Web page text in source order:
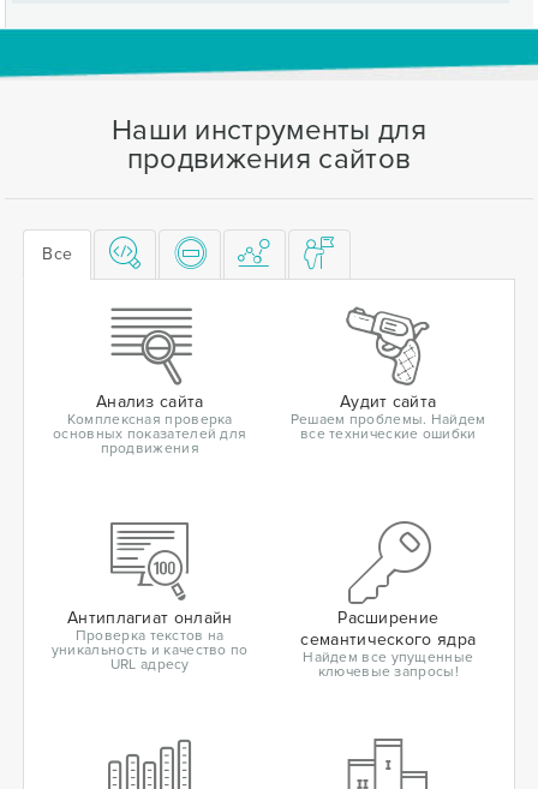
Наши инструменты для
продвижения сайтов
Все
Анализ сайта
Комплексная проверка
основных показателей для
продвижения
Аудит сайта
Решаем проблемы. Найдем
все технические ошибки
Антиплагиат онлайн
Проверка текстов на
уникальность и качество по
URL адресу
Расширение
семантического ядра
Найдем все упущенные
ключевые запросы!